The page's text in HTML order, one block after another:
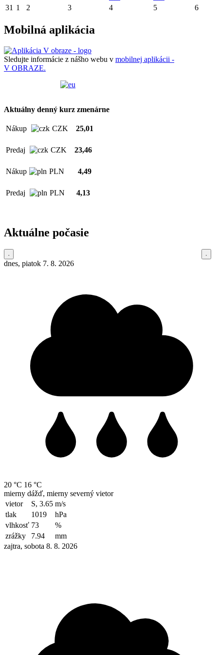
31 1 2 3 4 5 6
Mobilná aplikácia
Sledujte informácie z nášho webu v mobilnej aplikácii -
V OBRAZE.
Aktuálny denný kurz zmenárne
Nákup CZK 25,01
Predaj CZK 23,46
Nákup PLN 4,49
Predaj PLN 4,13
Aktuálne počasie
dnes, piatok 7. 8. 2026
20 °C 16 °C
mierny dážď, mierny severný vietor
vietor
S, 3.65 m/s
tlak
1019
hPa
vlhkosť 73
%
zrážky
7.94
mm
zajtra, sobota 8. 8. 2026